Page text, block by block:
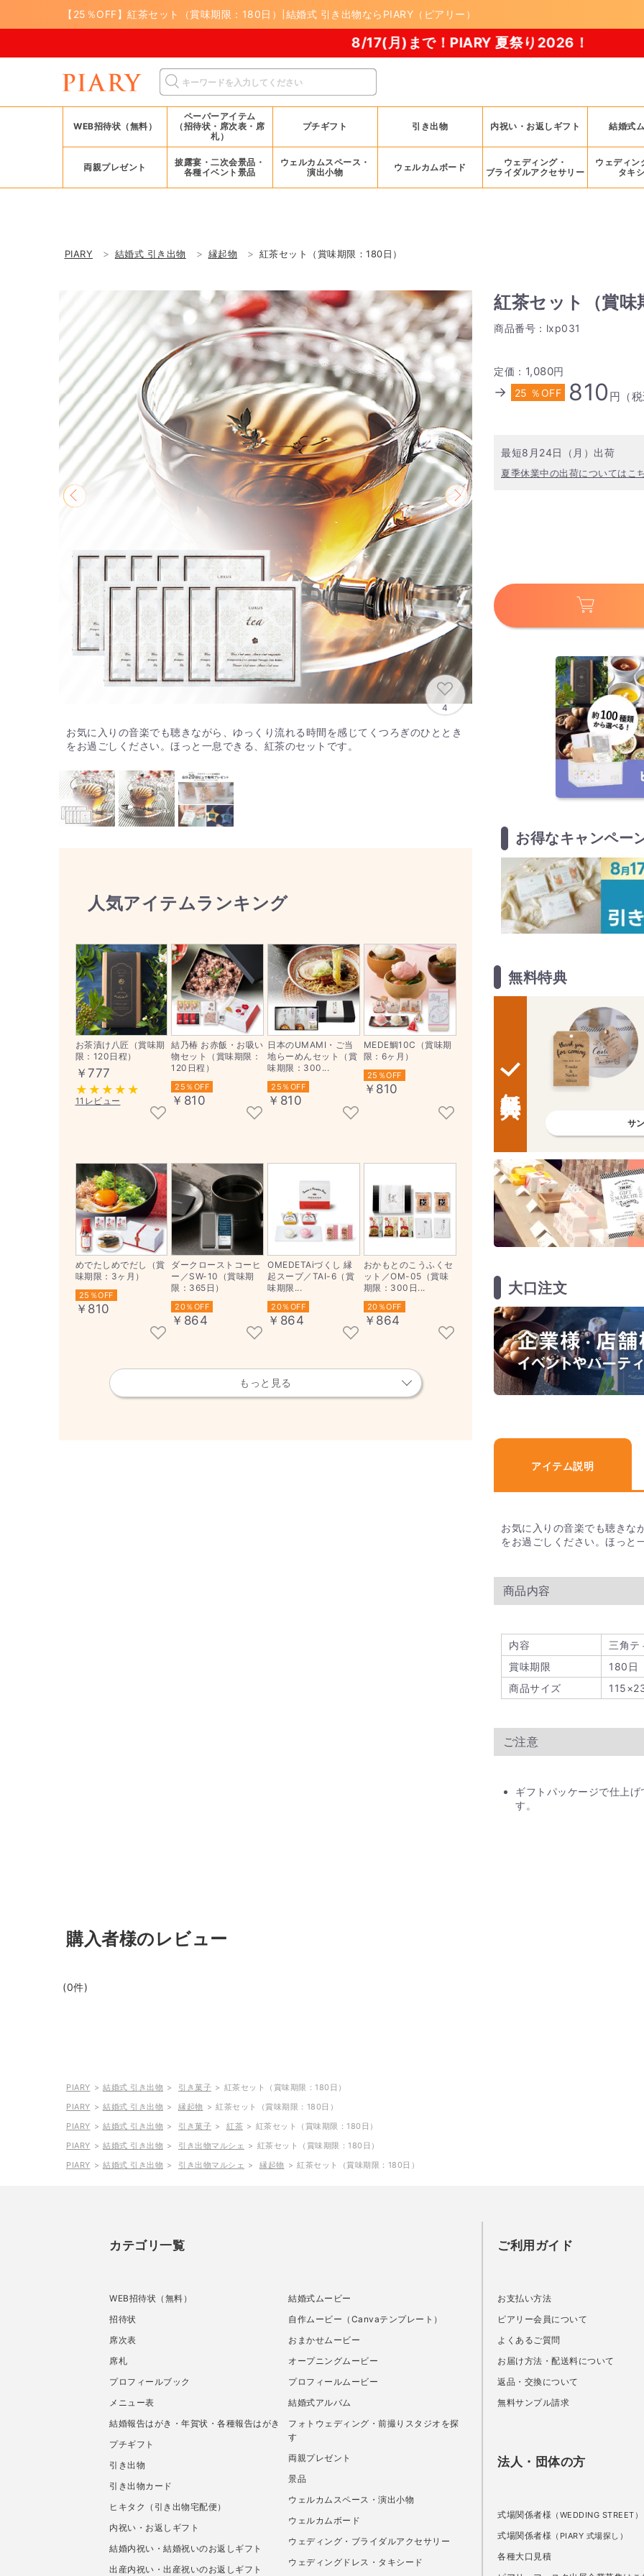
【25％OFF】紅茶セット（賞味期限：180日）|結婚式 引き出物ならPIARY（ピアリー）
8/17(月)まで！PIARY 夏祭り2026！
WEB招待状（無料）
ペーパーアイテム
（招待状・席次表・席
札）
プチギフト 引き出物 内祝い・お返しギフト 結婚式
両親プレゼント
披露宴・二次会景品・
各種イベント景品
ウェルカムスペース・
演出小物
ウェルカムボード
ウェディング・
ブライダルアクセサリー
ウェディン
タキ
PIARY 結婚式 引き出物 縁起物 紅茶セット（賞味期限：180日）
紅茶セット（賞
商品番号：lxp031
定価： 1,080円
→ 25 ％OFF 810 円（
最短8月24日（月）出荷
夏季休業中の出荷についてはこ
お得なキャンペー
無料特典
サ
大口注文
アイテム説明
お気に入りの音楽でも聴きな
をお過ごしください。ほっと
商品内容
内容
三角テ
賞味期限
180日
商品サイズ
ご注意
ギフトパッケージで仕上
す。
4
お気に入りの音楽でも聴きながら、ゆっくり流れる時間を感じてくつろぎのひととき
をお過ごしください。ほっと一息できる、紅茶のセットです。
人気アイテムランキング
お茶漬け八匠（賞味期
限：120日程）
￥777
11レビュー
結乃椿 お赤飯・お吸い
物セット（賞味期限：
120日程）
25％OFF
￥810
日本のUMAMI・ご当
地らーめんセット（賞
味期限：300...
25％OFF
￥810
MEDE鯛10C（賞味期
限：6ヶ月）
25％OFF
￥810
めでたしめでだし（賞
味期限：3ヶ月）
25％OFF
￥810
ダークローストコーヒ
ー／SW-10（賞味期
限：365日）
20％OFF
￥864
OMEDETAiづくし 縁
起スープ／TAI-6（賞
味期限...
20％OFF
￥864
おかもとのこうふくセ
ット／OM-05（賞味
期限：300日...
20％OFF
￥864
もっと見る
購入者様のレビュー
(0件)
PIARY 結婚式 引き出物 引き菓子
紅茶セット（賞味期限：180日）
PIARY
結婚式 引き出物 縁起物
紅茶セット（賞味期限：180日）
PIARY
結婚式 引き出物 引き菓子 紅茶
紅茶セット（賞味期限：180日）
PIARY
結婚式 引き出物 引き出物マルシェ
紅茶セット（賞味期限：180日）
PIARY
結婚式 引き出物 引き出物マルシェ 縁起物 紅茶セット（賞味期限：180日）
カテゴリ一覧
WEB招待状（無料）
招待状
席次表
席札
プロフィールブック
メニュー表
結婚報告はがき・年賀状・各種報告はがき
プチギフト
引き出物
引き出物カード
ヒキタク（引き出物宅配便）
内祝い・お返しギフト
結婚内祝い・結婚祝いのお返しギフト
出産内祝い・出産祝いのお返しギフト
結婚式ムービー
自作ムービー（Canvaテンプレート）
おまかせムービー
オープニングムービー
プロフィールムービー
結婚式アルバム
フォトウェディング・前撮りスタジオを探
す
両親プレゼント
景品
ウェルカムスペース・演出小物
ウェルカムボード
ウェディング・ブライダルアクセサリー
ウェディングドレス・タキシード
ご利用ガイド
お支払い方法
ピアリー会員について
よくあるご質問
お届け方法・配送料について
返品・交換について
無料サンプル請求
法人・団体の方
式場関係者様 （WEDDING STREET）
式場関係者様 （PIARY 式場探し）
各種大口見積